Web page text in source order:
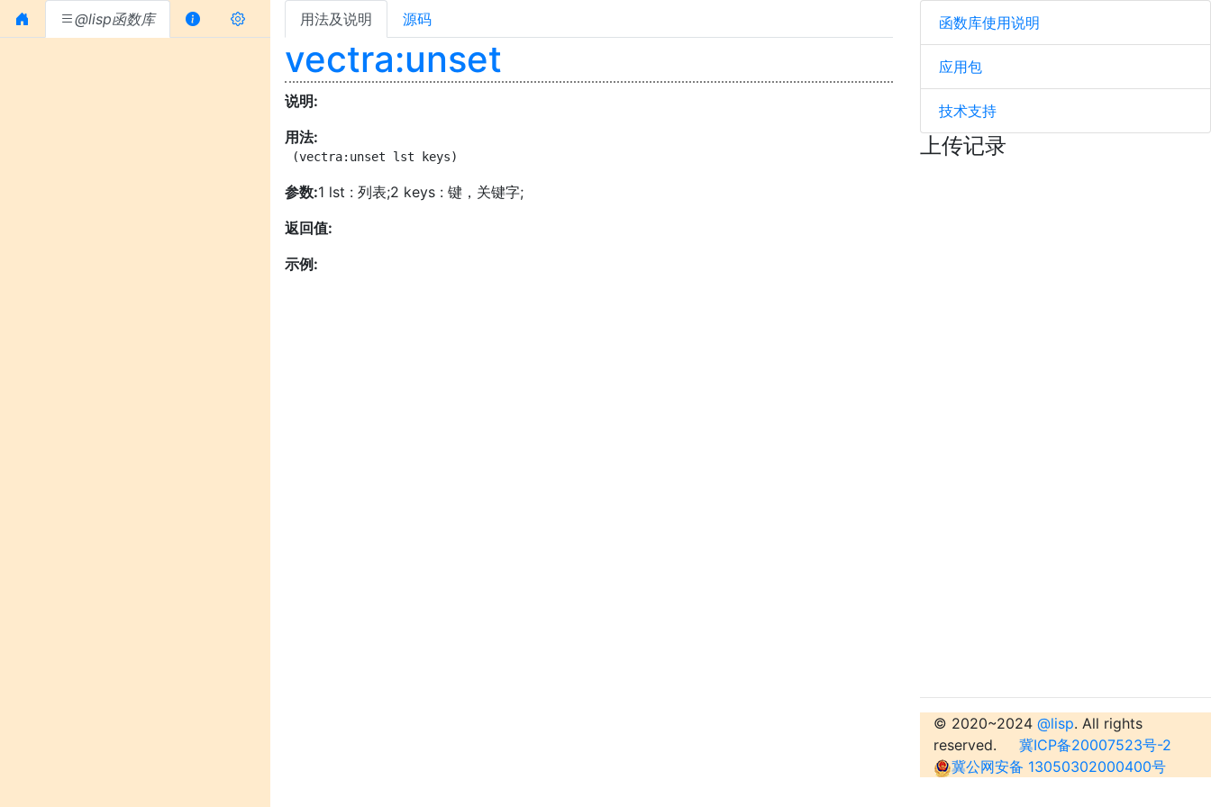
@lisp函数库 用法及说明 源码
vectra:unset
说明:
用法:
(vectra:unset lst keys)
参数:1 lst : 列表;2 keys : 键，关键字;
返回值:
示例:
函数库使用说明
应用包
技术支持
上传记录
© 2020~2024@lisp. All rights
reserved.
冀ICP备20007523号-2
冀公网安备 13050302000400号